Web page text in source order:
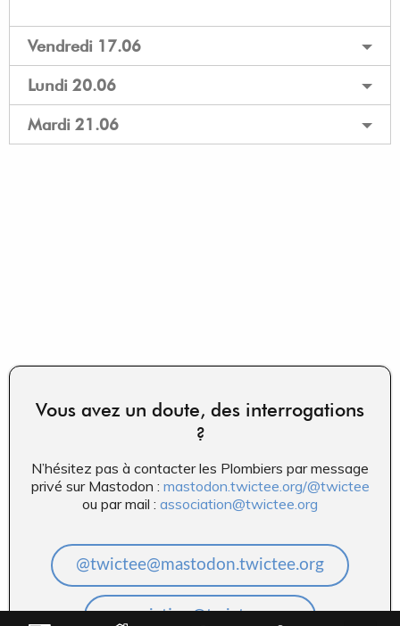
Vendredi 17.06
Lundi 20.06
Mardi 21.06
Vous avez un doute, des interrogations
?
N’hésitez pas à contacter les Plombiers par message
privé sur Mastodon : mastodon.twictee.org/@twictee
ou par mail : association@twictee.org
@twictee@mastodon.twictee.org
association@twictee.org